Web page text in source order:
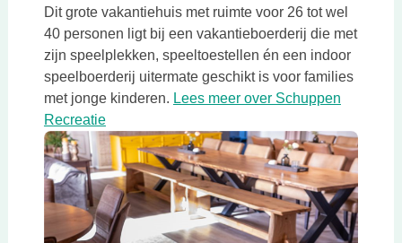
Dit grote vakantiehuis met ruimte voor 26 tot wel
40 personen ligt bij een vakantieboerderij die met
zijn speelplekken, speeltoestellen én een indoor
speelboerderij uitermate geschikt is voor families
met jonge kinderen. Lees meer over Schuppen
RecreatieDeze link opent in een nieuwe tab